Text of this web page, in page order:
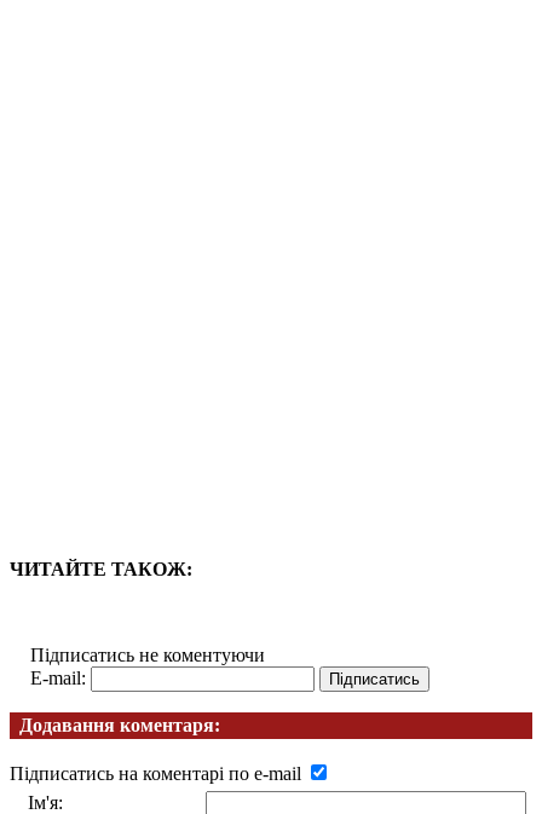
ЧИТАЙТЕ ТАКОЖ:
Підписатись не коментуючи
E-mail:
Додавання коментаря:
Підписатись на коментарі по e-mail
Ім'я: